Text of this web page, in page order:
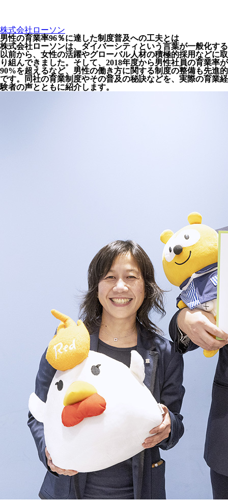
株式会社ローソン
男性の育業率96％に達した制度普及への工夫とは
株式会社ローソンは、ダイバーシティという言葉が一般化する
以前から、女性の活躍やグローバル人材の積極的採用などに取
り組んできました。そして、2018年度から男性社員の育業率が
90%を超えるなど、男性の働き方に関する制度の整備も先進的
です。同社の育業制度やその普及の秘訣などを、実際の育業経
験者の声とともに紹介します。